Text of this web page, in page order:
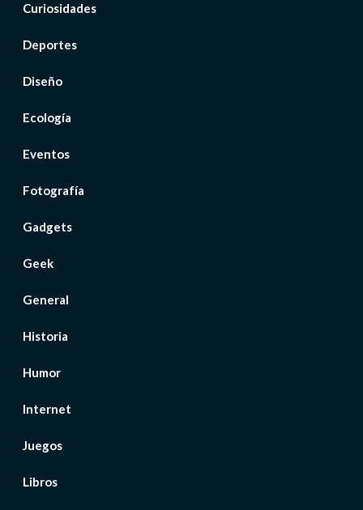
Curiosidades
Deportes
Diseño
Ecología
Eventos
Fotografía
Gadgets
Geek
General
Historia
Humor
Internet
Juegos
Libros